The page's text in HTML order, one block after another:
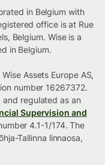
in Belgium with
office is at Rue
Belgium. Wise is a
in Belgium.
Assets Europe AS,
number 16267372.
and regulated as an
Supervision and
4.1-1/174. The
Tallinna linnaosa,